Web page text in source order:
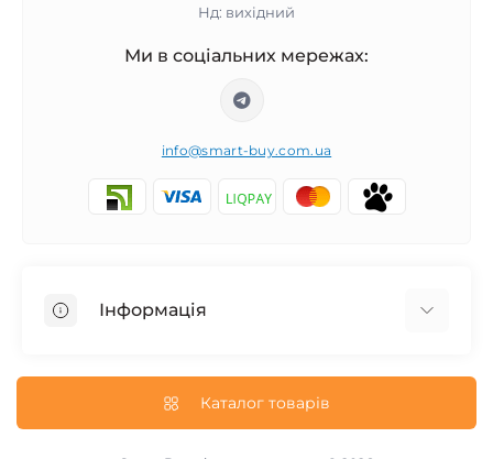
Нд: вихідний
Ми в соціальних мережах:
info@smart-buy.com.ua
Інформація
Про нас
Каталог товарів